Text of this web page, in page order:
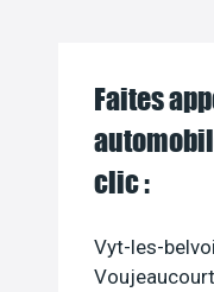
Faites
clic :
Vyt-les-
Voujeaucourt